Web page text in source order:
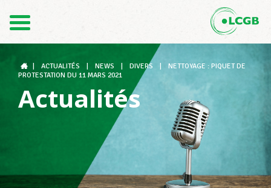
DE
Le LCGB
Structures syndicales
ACTUALITÉS NEWS DIVERS
NETTOYAGE : PIQUET DE
PROTESTATION DU 11 MARS 2021
Actualités